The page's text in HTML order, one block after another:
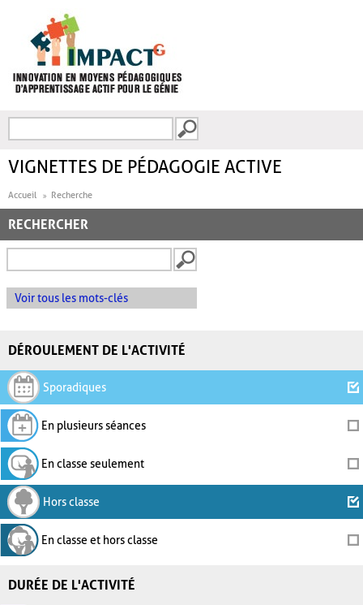
FORMULAIRE DE
VIGNETTES DE PÉDAGOGIE ACTIVE
Accueil Recherche
RECHERCHER
Voir tous les mots-clés
DÉROULEMENT DE L'ACTIVITÉ
Sporadiques
En plusieurs séances
En classe seulement
Hors classe
En classe et hors classe
DURÉE DE L'ACTIVITÉ